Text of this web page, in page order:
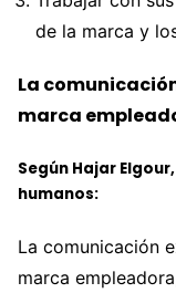
de la marca y
La
marca
Según Hajar
humanos:
La comunicación
marca